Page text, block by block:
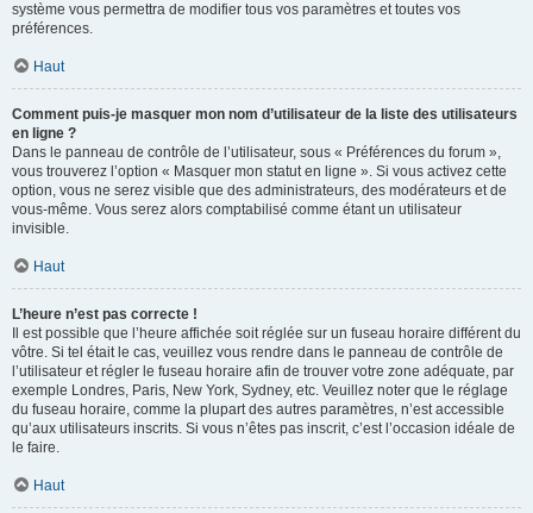
système vous permettra de modifier tous vos paramètres et toutes vos
préférences.
Haut
Comment puis-je masquer mon nom d’utilisateur de la liste des utilisateurs
en ligne ?
Dans le panneau de contrôle de l’utilisateur, sous « Préférences du forum »,
vous trouverez l’option « Masquer mon statut en ligne ». Si vous activez cette
option, vous ne serez visible que des administrateurs, des modérateurs et de
vous-même. Vous serez alors comptabilisé comme étant un utilisateur
invisible.
Haut
L’heure n’est pas correcte !
Il est possible que l’heure affichée soit réglée sur un fuseau horaire différent du
vôtre. Si tel était le cas, veuillez vous rendre dans le panneau de contrôle de
l’utilisateur et régler le fuseau horaire afin de trouver votre zone adéquate, par
exemple Londres, Paris, New York, Sydney, etc. Veuillez noter que le réglage
du fuseau horaire, comme la plupart des autres paramètres, n’est accessible
qu’aux utilisateurs inscrits. Si vous n’êtes pas inscrit, c’est l’occasion idéale de
le faire.
Haut